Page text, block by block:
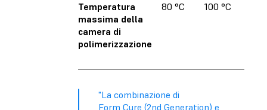
Temperatura
massima della
camera di
polimerizzazione
80 °C 100 °C
"La combinazione di
Form Cure (2nd Generation) e